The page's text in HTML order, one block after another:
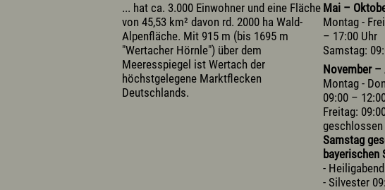
... hat ca. 3.000 Einwohner und eine Fläche
von 45,53 km² davon rd. 2000 ha Wald-
Alpenfläche. Mit 915 m (bis 1695 m
"Wertacher Hörnle") über dem
Meeresspiegel ist Wertach der
höchstgelegene Marktflecken
Deutschlands.
Mai –
Montag -
– 17:00 Uhr
Samstag:
November –
Montag -
09:00 –
Freitag:
geschlossen
Samstag
bayerischen
-
- Silvester